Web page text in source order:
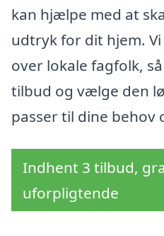
kan hjælpe med at
udtryk for dit hjem.
over lokale fagfolk,
tilbud og vælge den
passer til dine behov
Indhent 3 tilbud,
uforpligtende